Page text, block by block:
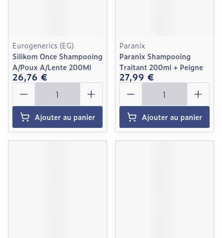
Eurogenerics (EG)
Silikom Once Shampooing
A/Poux A/Lente 200Ml
26,76 €
Quantité
Ajouter au panier
Paranix
Paranix Shampooing
Traitant 200ml + Peigne
27,99 €
Quantité
Ajouter au panier